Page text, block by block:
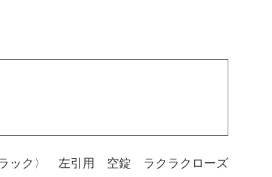
ック〉 左引用 空錠 ラクラクローズ